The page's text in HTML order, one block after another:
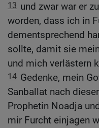
13 und zwar war er
worden, dass ich in
dementsprechend
sollte, damit sie
und mich verlästern
14 Gedenke, mein
Sanballat nach
Prophetin Noadja
mir Furcht einjagen